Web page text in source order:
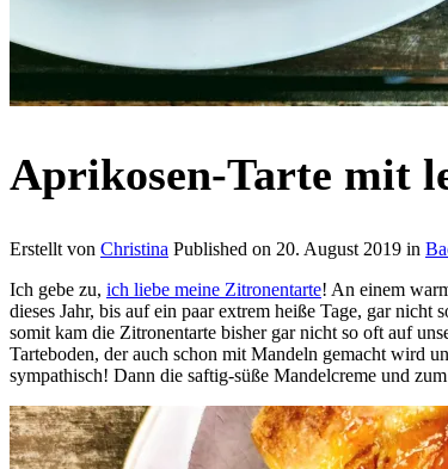
Aprikosen-Tarte mit
Erstellt von Christina Published on 20. August 2019 in
Ich gebe zu, ich liebe meine Zitronentarte! An einem
dieses Jahr, bis auf ein paar extrem heiße Tage, gar
somit kam die Zitronentarte bisher gar nicht so oft auf
Tarteboden, der auch schon mit Mandeln gemacht wird
sympathisch! Dann die saftig-süße Mandelcreme und